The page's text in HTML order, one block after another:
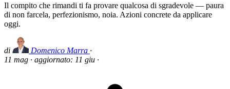
Il compito che rimandi ti fa provare qualcosa di sgradevole — paura
di non farcela, perfezionismo, noia. Azioni concrete da applicare
oggi.
di Domenico Marra ·
11 mag · aggiornato: 11 giu ·